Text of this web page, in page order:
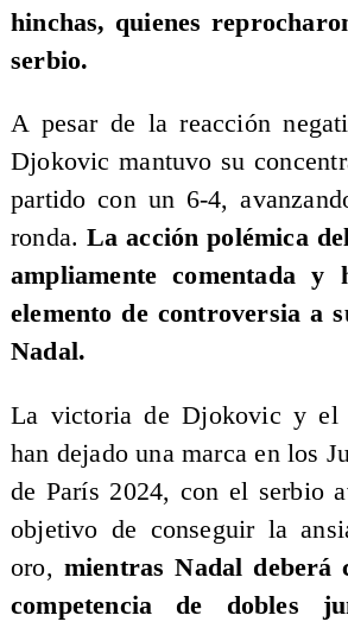
hinchas, quienes
serbio.
A pesar de la reacción
Djokovic mantuvo su
partido con un 6-4,
ronda. La acción polémica
ampliamente comentada y
elemento de controversia a
Nadal.
La victoria de Djokovic y el
han dejado una marca en los
de París 2024, con el serbio
objetivo de conseguir la
oro, mientras Nadal deberá
competencia de dobles